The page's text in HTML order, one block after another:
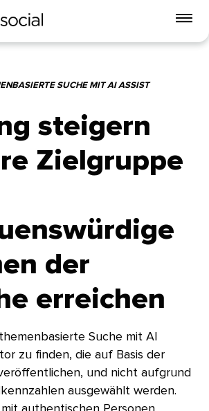
SUCHE MIT AI ASSIST​​
steigern
Zielgruppe
der
erreichen​​
Suche mit AI
zu finden, die auf Basis der
und nicht aufgrund
ausgewählt werden.